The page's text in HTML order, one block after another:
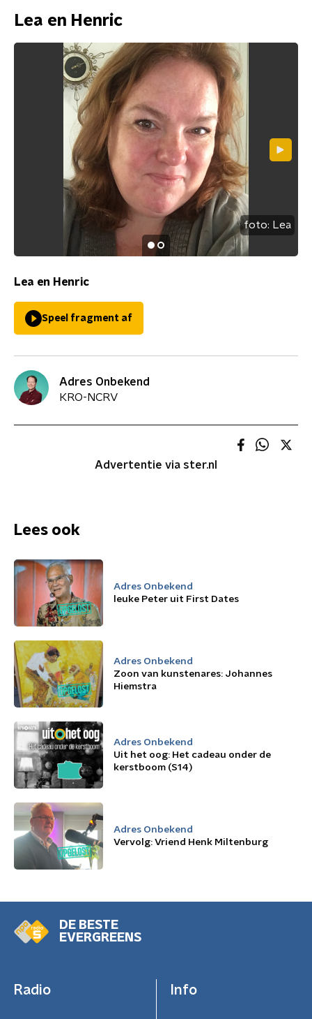
Lea en Henric
foto: Lea
Lea en Henric
Speel fragment af
Adres Onbekend
KRO-NCRV
Advertentie via ster.nl
Lees ook
Adres Onbekend
leuke Peter uit First Dates
Adres Onbekend
Zoon van kunstenares: Johannes
Hiemstra
Adres Onbekend
Uit het oog: Het cadeau onder de
kerstboom (S14)
Adres Onbekend
Vervolg: Vriend Henk Miltenburg
DE BESTE
EVERGREENS
Radio Info